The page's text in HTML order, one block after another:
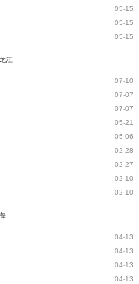
05-15
05-15
05-15
江
07-10
07-07
07-07
05-21
05-06
02-28
02-27
02-10
02-10
04-13
04-13
04-13
04-13